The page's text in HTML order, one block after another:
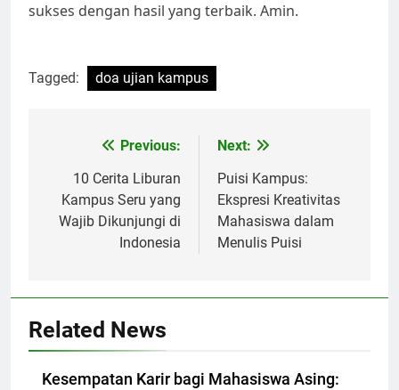
sukses dengan hasil yang terbaik. Amin.
Tagged: doa ujian kampus
navigation
Previous:
10 Cerita Liburan
Kampus Seru yang
Wajib Dikunjungi di
Indonesia
Next:
Puisi Kampus:
Ekspresi Kreativitas
Mahasiswa dalam
Menulis Puisi
Related News
Kesempatan Karir bagi Mahasiswa Asing: